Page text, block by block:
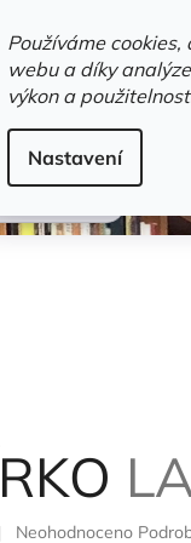
Používáme
webu a díky
výkon a
Nastavení
Novinky Trvalky a
Katarína
Průměrné
Neohodnoceno